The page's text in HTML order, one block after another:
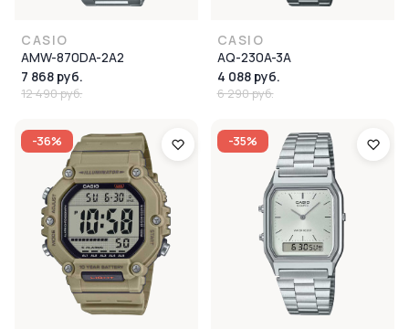
CASIO
AMW-870DA-2A2
7 868 руб.
12 490 руб.
CASIO
AQ-230A-3A
4 088 руб.
6 290 руб.
-36% -35%